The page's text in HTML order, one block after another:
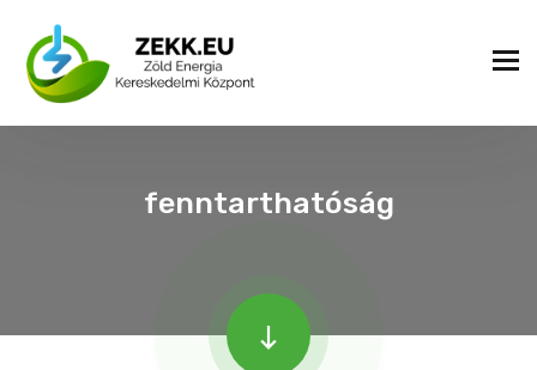
fenntarthatóság